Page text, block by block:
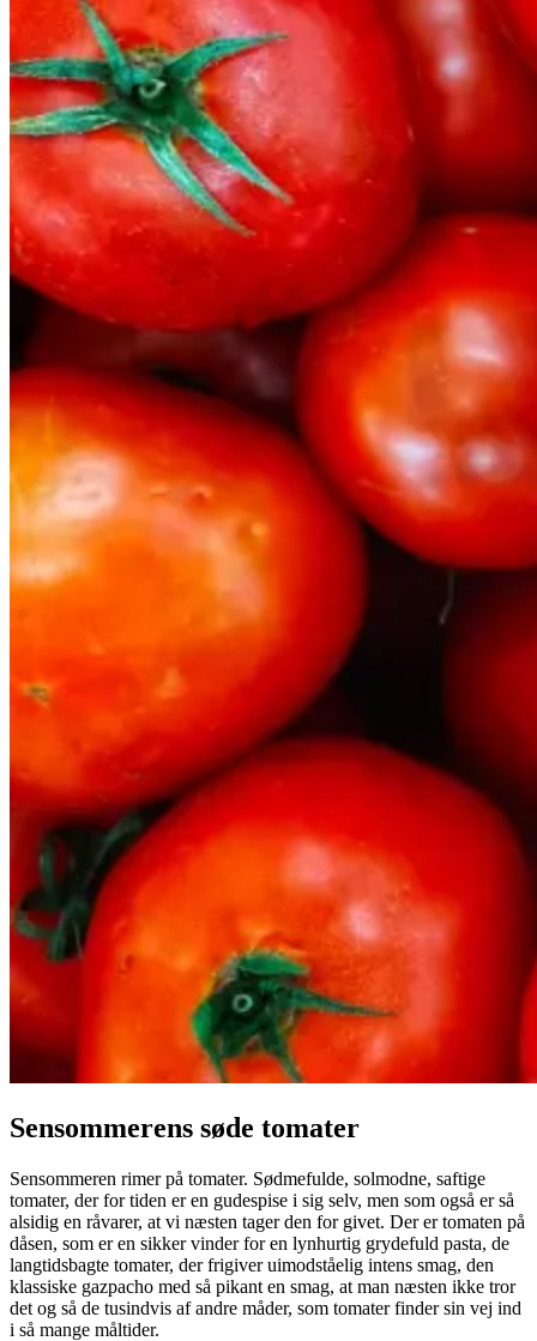
Sensommerens søde tomater
Sensommeren rimer på tomater. Sødmefulde, solmodne, saftige
tomater, der for tiden er en gudespise i sig selv, men som også er så
alsidig en råvarer, at vi næsten tager den for givet. Der er tomaten på
dåsen, som er en sikker vinder for en lynhurtig grydefuld pasta, de
langtidsbagte tomater, der frigiver uimodståelig intens smag, den
klassiske gazpacho med så pikant en smag, at man næsten ikke tror
det og så de tusindvis af andre måder, som tomater finder sin vej ind
i så mange måltider.